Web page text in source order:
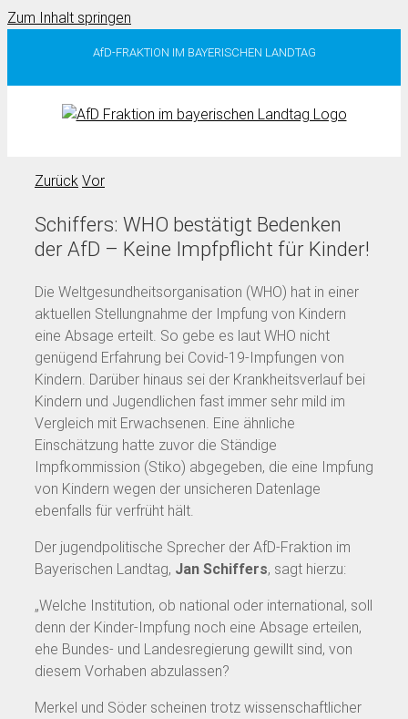
Zum Inhalt springen
AfD-FRAKTION IM BAYERISCHEN LANDTAG
Zurück Vor
Schiffers: WHO bestätigt Bedenken
der AfD – Keine Impfpflicht für Kinder!
Die Weltgesundheitsorganisation (WHO) hat in einer
aktuellen Stellungnahme der Impfung von Kindern
eine Absage erteilt. So gebe es laut WHO nicht
genügend Erfahrung bei Covid-19-Impfungen von
Kindern. Darüber hinaus sei der Krankheitsverlauf bei
Kindern und Jugendlichen fast immer sehr mild im
Vergleich mit Erwachsenen. Eine ähnliche
Einschätzung hatte zuvor die Ständige
Impfkommission (Stiko) abgegeben, die eine Impfung
von Kindern wegen der unsicheren Datenlage
ebenfalls für verfrüht hält.
Der jugendpolitische Sprecher der AfD-Fraktion im
Bayerischen Landtag, Jan Schiffers, sagt hierzu:
„Welche Institution, ob national oder international, soll
denn der Kinder-Impfung noch eine Absage erteilen,
ehe Bundes- und Landesregierung gewillt sind, von
diesem Vorhaben abzulassen?
Merkel und Söder scheinen trotz wissenschaftlicher